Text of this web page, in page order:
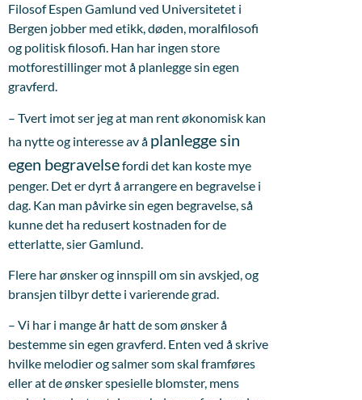
Filosof Espen Gamlund ved Universitetet i
Bergen jobber med etikk, døden, moralfilosofi
og politisk filosofi. Han har ingen store
motforestillinger mot å planlegge sin egen
gravferd.
– Tvert imot ser jeg at man rent økonomisk kan
ha nytte og interesse av å planlegge sin
egen begravelsefordi det kan koste mye
penger. Det er dyrt å arrangere en begravelse i
dag. Kan man påvirke sin egen begravelse, så
kunne det ha redusert kostnaden for de
etterlatte, sier Gamlund.
Flere har ønsker og innspill om sin avskjed, og
bransjen tilbyr dette i varierende grad.
– Vi har i mange år hatt de som ønsker å
bestemme sin egen gravferd. Enten ved å skrive
hvilke melodier og salmer som skal framføres
eller at de ønsker spesielle blomster, mens